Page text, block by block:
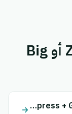
قم بإقران Zakrix Express أو Big
Zakrix Express + Google Form Integration